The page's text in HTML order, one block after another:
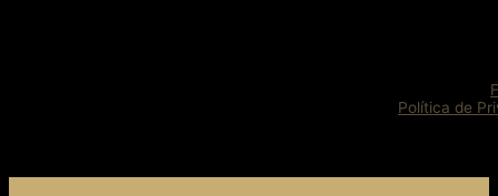
Política de